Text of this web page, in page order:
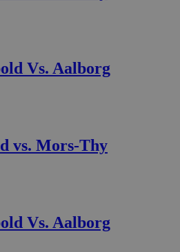
Vs. Aalborg
vs. Mors-Thy
Vs. Aalborg